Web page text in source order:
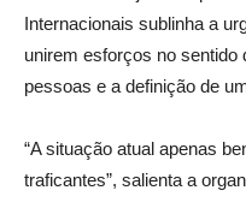
Internacionais sublinha a
unirem esforços no sentido
pessoas e a definição de
“A situação atual apenas
traficantes”, salienta a